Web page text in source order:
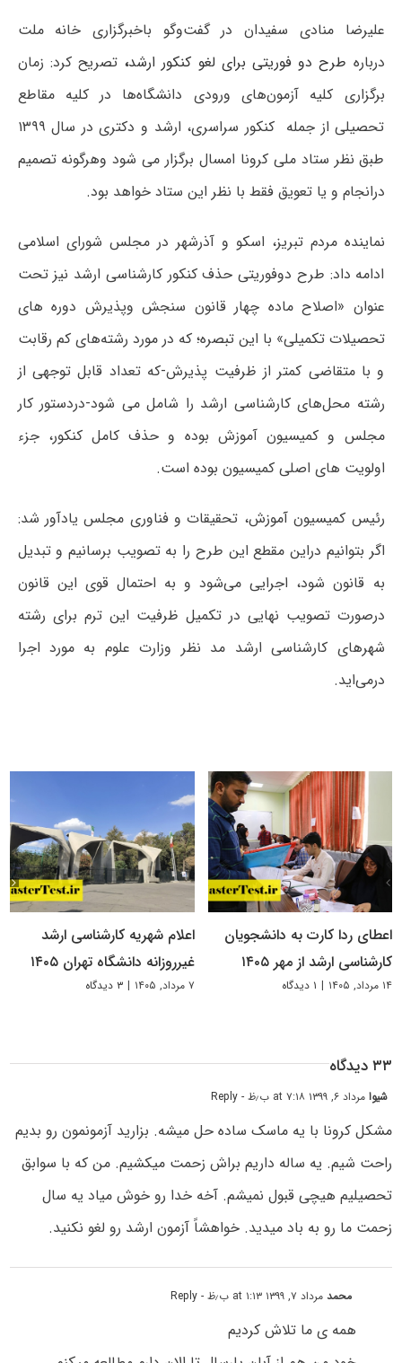
علیرضا منادی سفیدان در گفت‌‌وگو باخبرگزاری خانه ملت
درباره طرح دو فوریتی برای لغو کنکور ارشد،تصریح کرد: زمان
برگزاری کلیه آزمون‌های ورودی دانشگاه‌ها در کلیه مقاطع
تحصیلی از جمله کنکور سراسری، ارشد و دکتری در سال ۱۳۹۹
طبق نظر ستاد ملی کرونا امسال برگزار می شود وهرگونه تصمیم
درانجام و یا تعویق فقط با نظر این ستاد خواهد بود.
نماینده مردم تبریز، اسکو و آذرشهر در مجلس شورای اسلامی
ادامه داد: طرح دوفوریتی حذف کنکور کارشناسی ارشد نیز تحت
عنوان «اصلاح ماده چهار قانون سنجش وپذیرش دوره های
تحصیلات تکمیلی» با این تبصره؛ که در مورد رشته‌های کم رقابت
و با متقاضی کمتر از ظرفیت پذیرش-که تعداد قابل توجهی از
رشته محل‌های کارشناسی ارشد را شامل می شود-دردستور کار
مجلس و کمیسیون آموزش بوده و حذف کامل کنکور، جزء
اولویت های اصلی کمیسیون بوده است.
رئیس کمیسیون آموزش، تحقیقات و فناوری مجلس یادآور شد:
اگر بتوانیم دراین مقطع این طرح را به تصویب برسانیم و تبدیل
به قانون شود، اجرایی می‌شود و به احتمال قوی این قانون
درصورت تصویب نهایی در تکمیل ظرفیت این ترم برای رشته
شهرهای کارشناسی ارشد مد نظر وزارت علوم به مورد اجرا
درمی‌اید.
اعطای ردا کارت به دانشجویان
کارشناسی ارشد از مهر ۱۴۰۵
۱۴ مرداد, ۱۴۰۵ | ۱ دیدگاه
اعلام شهریه کارشناسی ارشد
غیرروزانه دانشگاه تهران ۱۴۰۵
۷ مرداد, ۱۴۰۵ | ۳ دیدگاه
۳۳ دیدگاه
شیوامرداد ۶, ۱۳۹۹ at ۷:۱۸ ب٫ظ - Reply
مشکل کرونا با یه ماسک ساده حل میشه. بزارید آزمونمون رو بدیم
راحت شیم. یه ساله داریم براش زحمت میکشیم. من که با سوابق
تحصیلیم هیچی قبول نمیشم. آخه خدا رو خوش میاد یه سال
زحمت ما رو به باد میدید. خواهشاً آزمون ارشد رو لغو نکنید.
محمدمرداد ۷, ۱۳۹۹ at ۱:۱۳ ب٫ظ - Reply
همه ی ما تلاش کردیم